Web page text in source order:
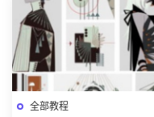
全部教程